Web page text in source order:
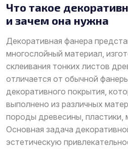
Что такое
и зачем она нужна
Декоративная фанера
многослойный материал,
склеивания тонких листов
отличается от обычной
декоративного покрытия,
выполнено из различных
породы древесины, пластики,
Основная задача
эстетическую